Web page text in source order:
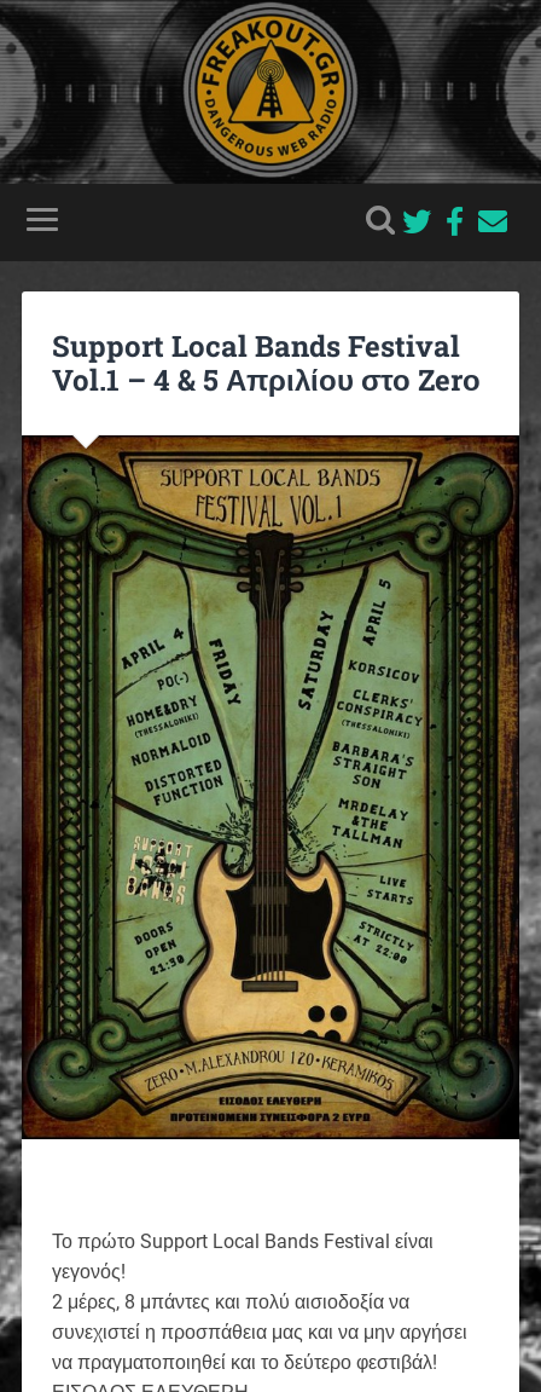
Support Local Bands Festival
Vol.1 – 4 & 5 Απριλίου στο Zerο
Το πρώτο Support Local Bands Festival είναι
γεγονός!
2 μέρες, 8 μπάντες και πολύ αισιοδοξία να
συνεχιστεί η προσπάθεια μας και να μην αργήσει
να πραγματοποιηθεί και το δεύτερο φεστιβάλ!